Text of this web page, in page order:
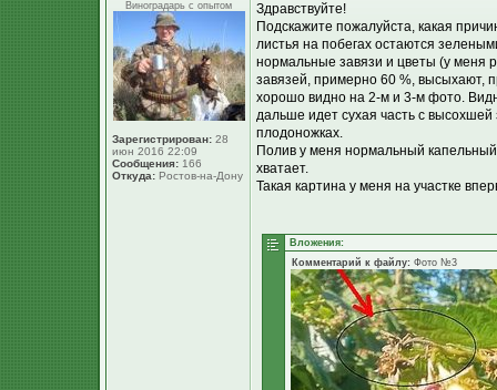
Виноградарь с опытом
Зарегистрирован: 28
июн 2016 22:09
Сообщения: 166
Откуда: Ростов-на-Дону
Здравствуйте!
Подскажите пожалуйста, какая
листья на побегах остаются
нормальные завязи и цветы (у меня
завязей, примерно 60 %, высыхают,
хорошо видно на 2-м и 3-м фото.
дальше идет сухая часть с
плодоножках.
Полив у меня нормальный
хватает.
Такая картина у меня на участке
Вложения:
Комментарий к файлу: Фото №3